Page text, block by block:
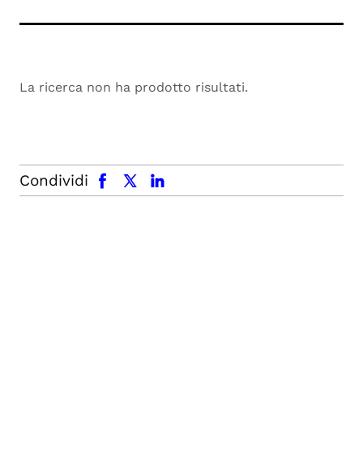
La ricerca non ha prodotto risultati.
Condividi
facebook x.com linkedin